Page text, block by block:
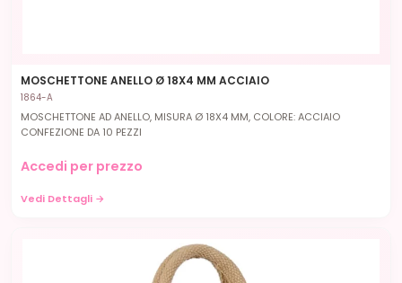
MOSCHETTONE ANELLO Ø 18X4 MM ACCIAIO
1864-A
MOSCHETTONE AD ANELLO, MISURA Ø 18X4 MM, COLORE: ACCIAIO
CONFEZIONE DA 10 PEZZI
Accedi per prezzo
Vedi Dettagli →